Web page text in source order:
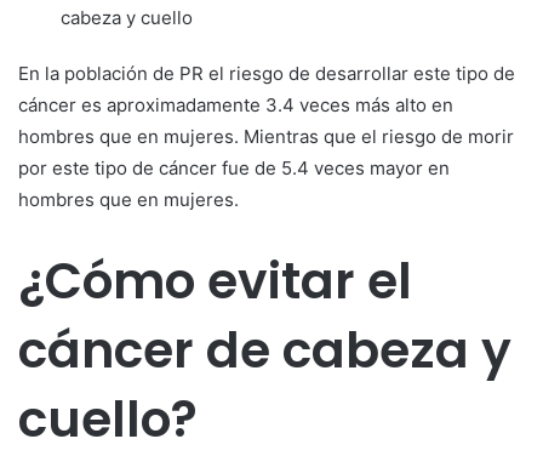
cabeza y cuello
En la población de PR el riesgo de desarrollar este tipo de
cáncer es aproximadamente 3.4 veces más alto en
hombres que en mujeres. Mientras que el riesgo de morir
por este tipo de cáncer fue de 5.4 veces mayor en
hombres que en mujeres.
¿Cómo evitar el
cáncer de cabeza y
cuello?